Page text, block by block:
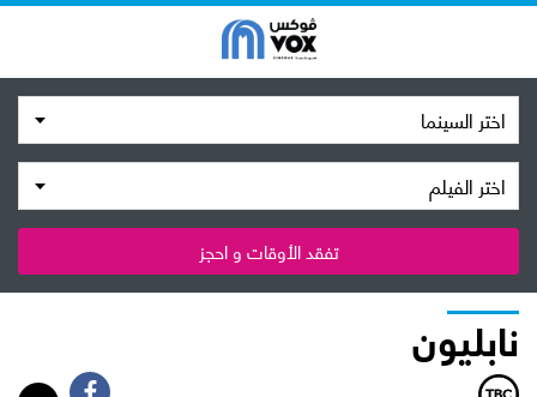
اختر السينما
اختر الفيلم
تفقد الأوقات و احجز
نابليون